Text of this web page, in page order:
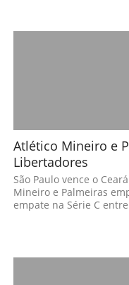
Atlético Mineiro e
Libertadores
São Paulo vence o
Mineiro e Palmeiras
empate na Série C